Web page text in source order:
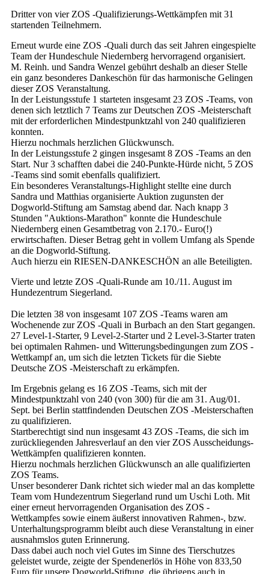
Dritter von vier ZOS -Qualifizierungs-Wettkämpfen mit 31
startenden Teilnehmern.
Erneut wurde eine ZOS -Quali durch das seit Jahren eingespielte
Team der Hundeschule Niedernberg hervorragend organisiert.
M. Reinh. und Sandra Wenzel gebührt deshalb an dieser Stelle
ein ganz besonderes Dankeschön für das harmonische Gelingen
dieser ZOS Veranstaltung.
In der Leistungsstufe 1 starteten insgesamt 23 ZOS -Teams, von
denen sich letztlich 7 Teams zur Deutschen ZOS -Meisterschaft
mit der erforderlichen Mindestpunktzahl von 240 qualifizieren
konnten.
Hierzu nochmals herzlichen Glückwunsch.
In der Leistungsstufe 2 gingen insgesamt 8 ZOS -Teams an den
Start. Nur 3 schafften dabei die 240-Punkte-Hürde nicht, 5 ZOS
-Teams sind somit ebenfalls qualifiziert.
Ein besonderes Veranstaltungs-Highlight stellte eine durch
Sandra und Matthias organisierte Auktion zugunsten der
Dogworld-Stiftung am Samstag abend dar. Nach knapp 3
Stunden "Auktions-Marathon" konnte die Hundeschule
Niedernberg einen Gesamtbetrag von 2.170.- Euro(!)
erwirtschaften. Dieser Betrag geht in vollem Umfang als Spende
an die Dogworld-Stiftung.
Auch hierzu ein RIESEN-DANKESCHÖN an alle Beteiligten.
Vierte und letzte ZOS -Quali-Runde am 10./11. August im
Hundezentrum Siegerland.
Die letzten 38 von insgesamt 107 ZOS -Teams waren am
Wochenende zur ZOS -Quali in Burbach an den Start gegangen.
27 Level-1-Starter, 9 Level-2-Starter und 2 Level-3-Starter traten
bei optimalen Rahmen- und Witterungsbedingungen zum ZOS -
Wettkampf an, um sich die letzten Tickets für die Siebte
Deutsche ZOS -Meisterschaft zu erkämpfen.
Im Ergebnis gelang es 16 ZOS -Teams, sich mit der
Mindestpunktzahl von 240 (von 300) für die am 31. Aug/01.
Sept. bei Berlin stattfindenden Deutschen ZOS -Meisterschaften
zu qualifizieren.
Startberechtigt sind nun insgesamt 43 ZOS -Teams, die sich im
zurückliegenden Jahresverlauf an den vier ZOS Ausscheidungs-
Wettkämpfen qualifizieren konnten.
Hierzu nochmals herzlichen Glückwunsch an alle qualifizierten
ZOS Teams.
Unser besonderer Dank richtet sich wieder mal an das komplette
Team vom Hundezentrum Siegerland rund um Uschi Loth. Mit
einer erneut hervorragenden Organisation des ZOS -
Wettkampfes sowie einem äußerst innovativen Rahmen-, bzw.
Unterhaltungsprogramm bleibt auch diese Veranstaltung in einer
ausnahmslos guten Erinnerung.
Dass dabei auch noch viel Gutes im Sinne des Tierschutzes
geleistet wurde, zeigte der Spendenerlös in Höhe von 833,50